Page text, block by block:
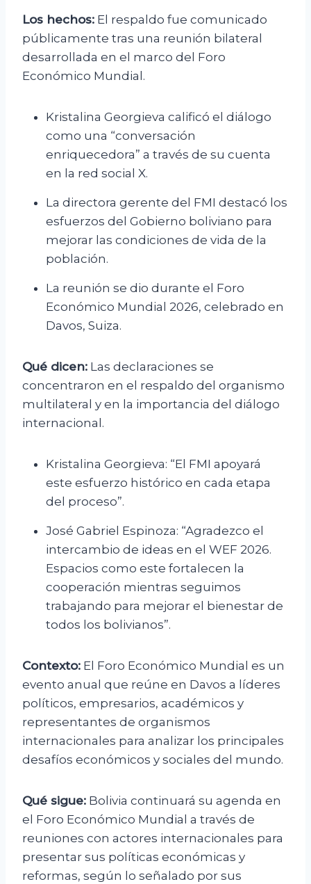
Los hechos: El respaldo fue comunicado
públicamente tras una reunión bilateral
desarrollada en el marco del Foro
Económico Mundial.
Kristalina Georgieva calificó el diálogo
como una “conversación
enriquecedora” a través de su cuenta
en la red social X.
La directora gerente del FMI destacó los
esfuerzos del Gobierno boliviano para
mejorar las condiciones de vida de la
población.
La reunión se dio durante el Foro
Económico Mundial 2026, celebrado en
Davos, Suiza.
Qué dicen: Las declaraciones se
concentraron en el respaldo del organismo
multilateral y en la importancia del diálogo
internacional.
Kristalina Georgieva: “El FMI apoyará
este esfuerzo histórico en cada etapa
del proceso”.
José Gabriel Espinoza: “Agradezco el
intercambio de ideas en el WEF 2026.
Espacios como este fortalecen la
cooperación mientras seguimos
trabajando para mejorar el bienestar de
todos los bolivianos”.
Contexto: El Foro Económico Mundial es un
evento anual que reúne en Davos a líderes
políticos, empresarios, académicos y
representantes de organismos
internacionales para analizar los principales
desafíos económicos y sociales del mundo.
Qué sigue: Bolivia continuará su agenda en
el Foro Económico Mundial a través de
reuniones con actores internacionales para
presentar sus políticas económicas y
reformas, según lo señalado por sus